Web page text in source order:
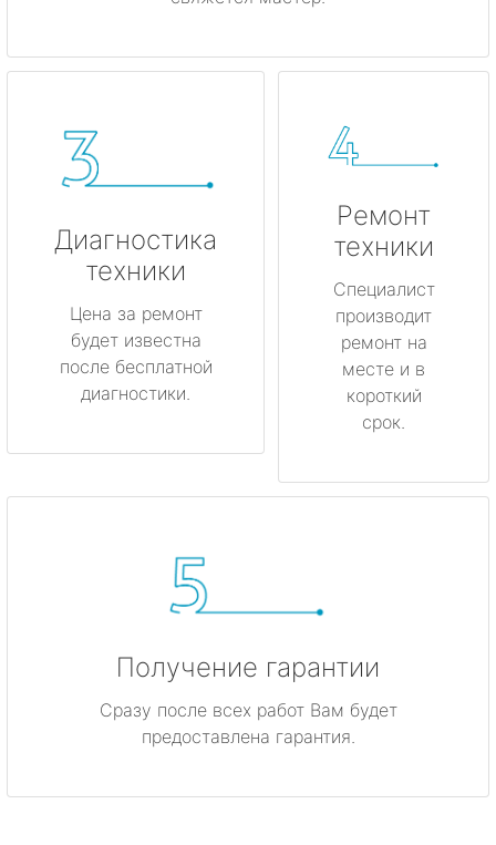
Диагностика
техники
Цена за ремонт
будет известна
после бесплатной
диагностики.
Ремонт
техники
Специалист
производит
ремонт на
месте и в
короткий
срок.
Получение гарантии
Сразу после всех работ Вам будет
предоставлена гарантия.